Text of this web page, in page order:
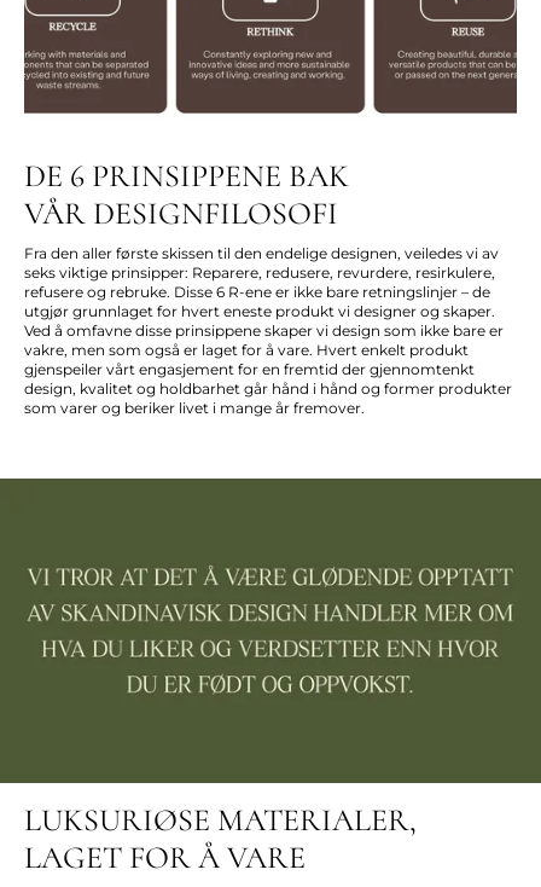
DE 6 PRINSIPPENE BAK
VÅR DESIGNFILOSOFI
Fra den aller første skissen til den endelige designen, veiledes vi av
seks viktige prinsipper: Reparere, redusere, revurdere, resirkulere,
refusere og rebruke. Disse 6 R-ene er ikke bare retningslinjer – de
utgjør grunnlaget for hvert eneste produkt vi designer og skaper.
Ved å omfavne disse prinsippene skaper vi design som ikke bare er
vakre, men som også er laget for å vare. Hvert enkelt produkt
gjenspeiler vårt engasjement for en fremtid der gjennomtenkt
design, kvalitet og holdbarhet går hånd i hånd og former produkter
som varer og beriker livet i mange år fremover.
LUKSURIØSE MATERIALER,
LAGET FOR Å VARE